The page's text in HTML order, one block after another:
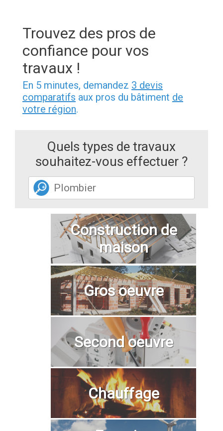
Trouvez des pros de
confiance pour vos
travaux !
En 5 minutes, demandez 3 devis
comparatifs aux pros du bâtiment de
votre région.
Quels types de travaux
souhaitez-vous effectuer ?
Construction de
maison
Gros oeuvre
Second oeuvre
Chauffage